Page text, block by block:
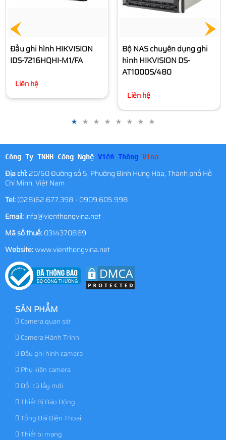
Bộ NAS chuyên dụng ghi
hình HIKVISION DS-
Liên hệ
Bộ NAS chuyên dụng ghi
hình HIKVISION DS-
AT1000S/320
Liên hệ
Công Ty TNHH Công Nghệ Viễn Thông Vina
Địa chỉ:20/50 Đường số 5, Phường Bình Hưng Hòa, Thành phố Hồ
Chí Minh, Việt Nam
Tel:(028)62.677.398 - 0909.605.998
Email:info@vienthongvina.net
Mã số thuế:0314370869
Website:www.vienthongvina.net
SẢN PHẨM
Camera quan sát
Camera Hành Trình
Đầu ghi hình camera
Phụ kiện camera
Đổi cũ lấy mới
Thiết Bị Báo Động
Tổng Đài Điện Thoại
Thiết bị mạng